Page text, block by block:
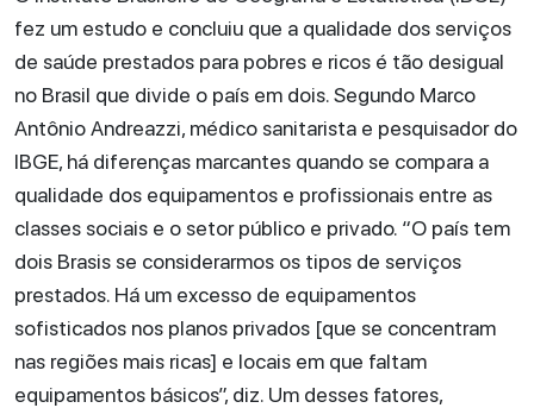
fez um estudo e concluiu que a qualidade dos serviços
de saúde prestados para pobres e ricos é tão desigual
no Brasil que divide o país em dois. Segundo Marco
Antônio Andreazzi, médico sanitarista e pesquisador do
IBGE, há diferenças marcantes quando se compara a
qualidade dos equipamentos e profissionais entre as
classes sociais e o setor público e privado. “O país tem
dois Brasis se considerarmos os tipos de serviços
prestados. Há um excesso de equipamentos
sofisticados nos planos privados [que se concentram
nas regiões mais ricas] e locais em que faltam
equipamentos básicos”, diz. Um desses fatores,